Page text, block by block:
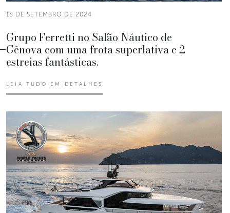
18 DE SETEMBRO DE 2024
Grupo Ferretti no Salão Náutico de
Gênova com uma frota superlativa e 2
estreias fantásticas.
LEIA TUDO EM DETALHES